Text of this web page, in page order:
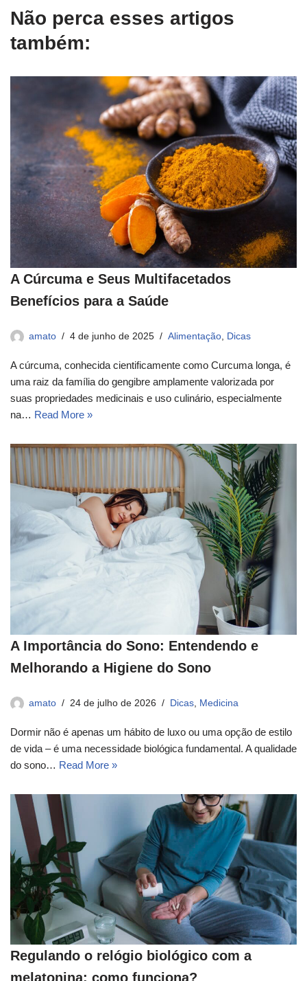
Não perca esses artigos
também:
A Cúrcuma e Seus Multifacetados
Benefícios para a Saúde
amato 4 de junho de 2025 Alimentação Dicas
A cúrcuma, conhecida cientificamente como Curcuma longa, é
uma raiz da família do gengibre amplamente valorizada por
suas propriedades medicinais e uso culinário, especialmente
na… Read More »
A Importância do Sono: Entendendo e
Melhorando a Higiene do Sono
amato 24 de julho de 2026 Dicas, Medicina
Dormir não é apenas um hábito de luxo ou uma opção de estilo
de vida – é uma necessidade biológica fundamental. A qualidade
do sono… Read More »
Regulando o relógio biológico com a
melatonina: como funciona?